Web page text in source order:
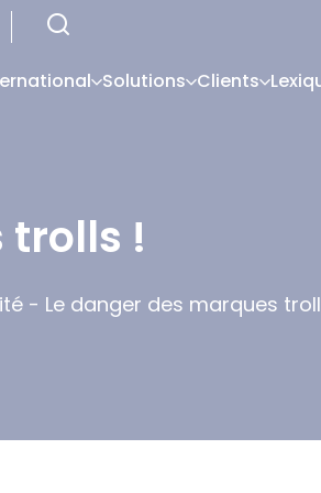
Solutions Clients
trolls !
- Le danger des marques